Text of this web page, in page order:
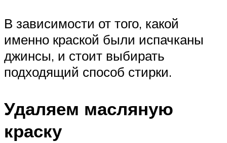
В зависимости от того, какой
именно краской были испачканы
джинсы, и стоит выбирать
подходящий способ стирки.
Удаляем масляную
краску